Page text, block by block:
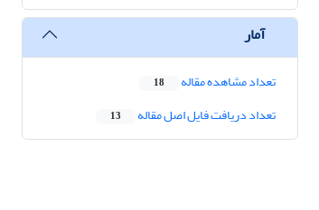
آمار
تعداد مشاهده مقاله 18
تعداد دریافت فایل اصل مقاله 13